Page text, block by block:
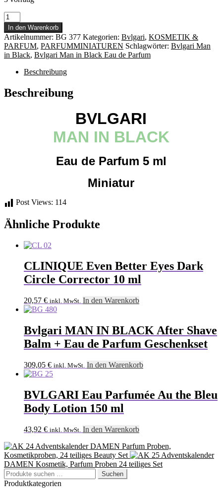
Bvlgari
Man
in
Black
Eau
de
Parfum
ml
Miniatur
In den Warenkorb
Artikelnummer: BG 377 Kategorien: Bvlgari, KOSMETIK &
PARFUM, PARFUMMINIATUREN Schlagwörter: Bvlgari Man
in Black, Bvlgari Man in Black Eau de Parfum
Beschreibung
Beschreibung
BVLGARI
MAN IN BLACK
Eau de Parfum 5 ml
Miniatur
Post Views: 114
Ähnliche Produkte
CLINIQUE Even Better Eyes Dark
Circle Corrector 10 ml
20,57 € inkl. MwSt. In den Warenkorb
Bvlgari MAN IN BLACK After Shave
Balm + Eau de Parfum Geschenkset
309,05 € inkl. MwSt. In den Warenkorb
BVLGARI Eau Parfumée Au the Bleu
Body Lotion 150 ml
43,92 € inkl. MwSt. In den Warenkorb
Adventskalender DAMEN Parfum Proben,
Kosmetikproben, 24 teiliges Beauty Set
Adventskalender
DAMEN Kosmetik, Parfum Proben 24 teiliges Set
Suchen
nach:
Suchen
Produktkategorien